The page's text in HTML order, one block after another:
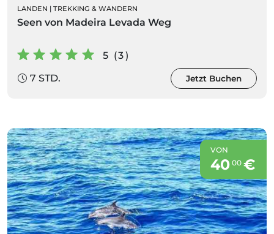
LANDEN | TREKKING & WANDERN
Seen von Madeira Levada Weg
5 (3)
7 STD.
Jetzt Buchen
VON
40 00€